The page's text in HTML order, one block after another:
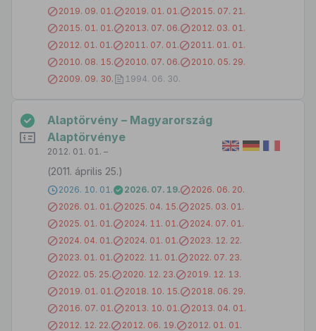
2019. 09. 01.
2019. 01. 01.
2015. 07. 21.
2015. 01. 01.
2013. 07. 06.
2012. 03. 01.
2012. 01. 01.
2011. 07. 01.
2011. 01. 01.
2010. 08. 15.
2010. 07. 06.
2010. 05. 29.
2009. 09. 30.
1994. 06. 30.
Alaptörvény – Magyarország
Alaptörvénye
2012. 01. 01. –
(2011. április 25.)
2026. 10. 01. 2026. 07. 19.
2026. 06. 20.
2026. 01. 01.
2025. 04. 15.
2025. 03. 01.
2025. 01. 01.
2024. 11. 01.
2024. 07. 01.
2024. 04. 01.
2024. 01. 01.
2023. 12. 22.
2023. 01. 01.
2022. 11. 01.
2022. 07. 23.
2022. 05. 25.
2020. 12. 23.
2019. 12. 13.
2019. 01. 01.
2018. 10. 15.
2018. 06. 29.
2016. 07. 01.
2013. 10. 01.
2013. 04. 01.
2012. 12. 22.
2012. 06. 19.
2012. 01. 01.